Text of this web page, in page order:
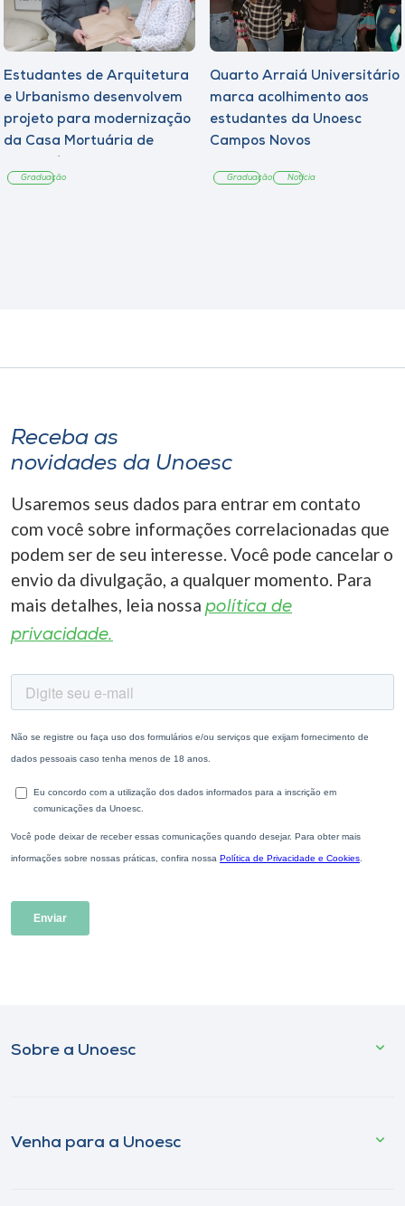
Estudantes de Arquitetura
e Urbanismo desenvolvem
projeto para modernização
da Casa Mortuária de
Graduação
Quarto Arraiá Universitário
marca acolhimento aos
estudantes da Unoesc
Campos Novos
Graduação Notícia
Receba as
novidades da Unoesc
Usaremos seus dados para entrar em contato
com você sobre informações correlacionadas que
podem ser de seu interesse. Você pode cancelar o
envio da divulgação, a qualquer momento. Para
mais detalhes, leia nossa política de
privacidade.
Sobre a Unoesc
Venha para a Unoesc